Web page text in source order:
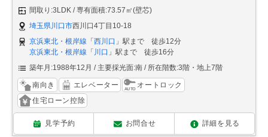
間取り:3LDK
専有面積:73.57㎡(壁芯)
埼玉県川口市西川口4丁目10-18
京浜東北・根岸線 「西川口 」駅まで 徒歩12分
京浜東北・根岸線 「 川口 」駅まで 徒歩16分
築年月:1988年12月
主要採光面:南 所在階数:3階・地上7階
南向き エレベーター
オートロック
住宅ローン控除
見学予約 お問合せ 詳細を見る